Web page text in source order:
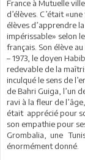
France à Mutuelle
d’élèves. C’était
élèves d’apprendre
impérissable» selon
français. Son élève
– 1973, le doyen
redevable de la
inculqué le sens de
de Bahri Guiga, l’un
ravi à la fleur de
était apprécié pour
son empathie pour
Grombalia, une
énormément donné.